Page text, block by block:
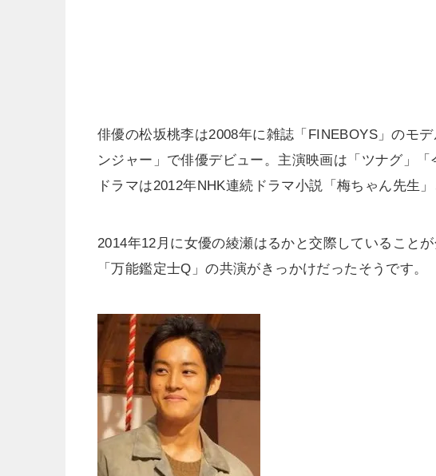
俳優の松坂桃李は2008年に雑誌「FINEBOYS」のモ
ンジャー」で俳優デビュー。主演映画は「ツナグ」
ドラマは2012年NHK連続ドラマ小説「梅ちゃん先生
2014年12月に女優の綾瀬はるかと交際していること
「万能鑑定士Q」の共演がきっかけだったそうです。